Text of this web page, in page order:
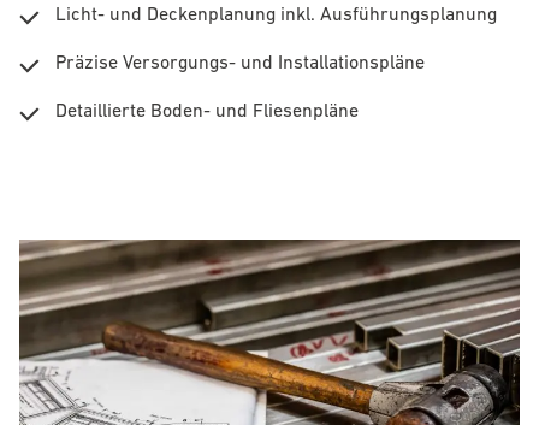
Licht- und Deckenplanung inkl. Ausführungsplanung
Präzise Versorgungs- und Installationspläne
Detaillierte Boden- und Fliesenpläne